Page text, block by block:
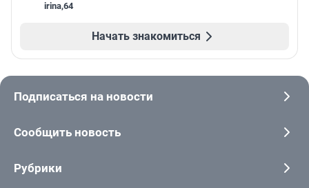
irina,64
Начать знакомиться
Подписаться на новости
Сообщить новость
Рубрики